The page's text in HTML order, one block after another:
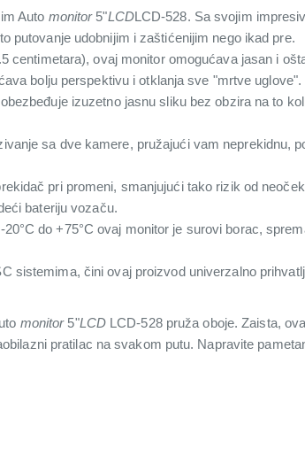
Auto monitor 5"LCDLCD-528. Sa svojim
putovanje udobnijim i zaštićenijim nego ikad pre.
centimetara), ovaj monitor omogućava jasan i
bolju perspektivu i otklanja sve "mrtve uglove".
izuzetno jasnu sliku bez obzira na to
sa dve kamere, pružajući vam neprekidnu,
pri promeni, smanjujući tako rizik od
bateriju vozaču.
do +75°C ovaj monitor je surovi borac,
sistemima, čini ovaj proizvod univerzalno
monitor 5"LCD LCD-528 pruža oboje. Zaista,
pratilac na svakom putu. Napravite